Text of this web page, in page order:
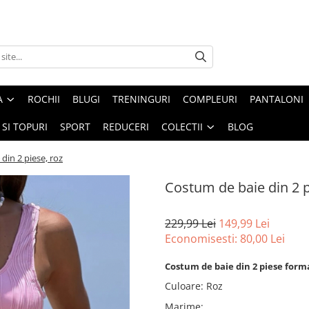
ROCHII BLUGI TRENINGURI COMPLEURI PANTALONI
TOPURI SPORT REDUCERI COLECTII BLOG
2 piese, roz
Costum de baie din 2
229,99 Lei 149,99 Lei
Economisesti: 80,00 Lei
Costum de baie din 2 piese
Culoare: Roz